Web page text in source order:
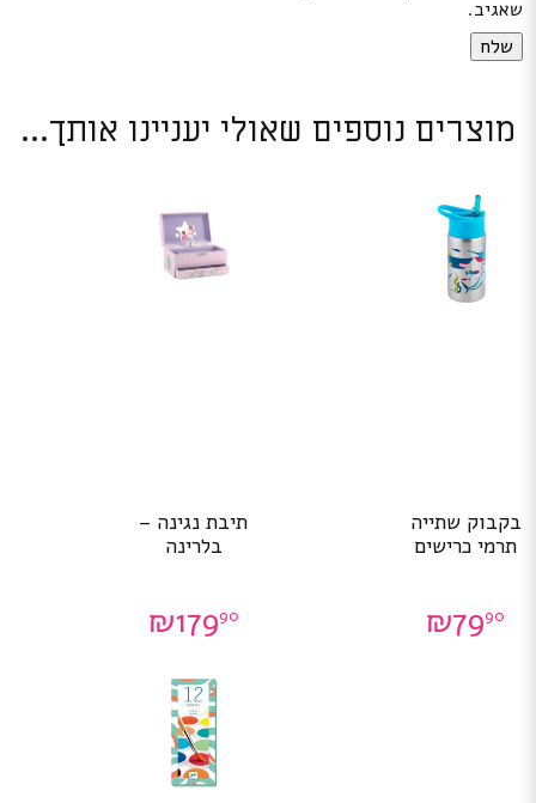
שאגיב.
מוצרים נוספים שאולי יעניינו אותך...
בקבוק שתייה
תרמי כרישים
₪7990
תיבת נגינה –
בלרינה
₪17990